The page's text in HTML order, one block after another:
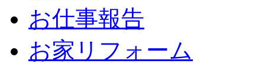
お仕事報告
お家リフォーム